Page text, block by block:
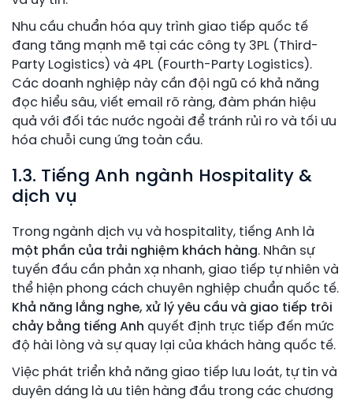
Nhu cầu chuẩn hóa quy trình giao tiếp quốc tế
đang tăng mạnh mẽ tại các công ty 3PL (Third-
Party Logistics) và 4PL (Fourth-Party Logistics).
Các doanh nghiệp này cần đội ngũ có khả năng
đọc hiểu sâu, viết email rõ ràng, đàm phán hiệu
quả với đối tác nước ngoài để tránh rủi ro và tối ưu
hóa chuỗi cung ứng toàn cầu.
1.3. Tiếng Anh ngành Hospitality &
dịch vụ
Trong ngành dịch vụ và hospitality, tiếng Anh là
một phần của trải nghiệm khách hàng. Nhân sự
tuyến đầu cần phản xạ nhanh, giao tiếp tự nhiên và
thể hiện phong cách chuyên nghiệp chuẩn quốc tế.
Khả năng lắng nghe, xử lý yêu cầu và giao tiếp trôi
chảy bằng tiếng Anh quyết định trực tiếp đến mức
độ hài lòng và sự quay lại của khách hàng quốc tế.
Việc phát triển khả năng giao tiếp lưu loát, tự tin và
duyên dáng là ưu tiên hàng đầu trong các chương